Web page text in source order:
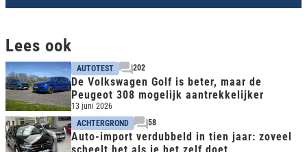
Lees ook
AUTOTEST 202
De Volkswagen Golf is beter, maar de
Peugeot 308 mogelijk aantrekkelijker
13 juni 2026
ACHTERGROND
58
Auto-import verdubbeld in tien jaar: zoveel